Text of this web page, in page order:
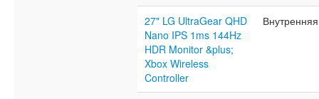
27" LG UltraGear QHD
Nano IPS 1ms 144Hz
HDR Monitor &plus;
Xbox Wireless
Controller
Внутренняя